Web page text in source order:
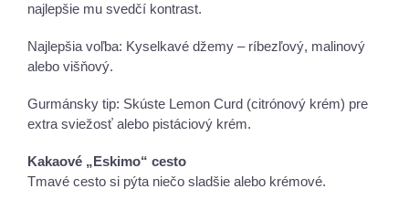
najlepšie mu svedčí kontrast.
Najlepšia voľba: Kyselkavé džemy – ríbezľový, malinový
alebo višňový.
Gurmánsky tip: Skúste Lemon Curd (citrónový krém) pre
extra sviežosť alebo pistáciový krém.
Kakaové „Eskimo“ cesto
Tmavé cesto si pýta niečo sladšie alebo krémové.